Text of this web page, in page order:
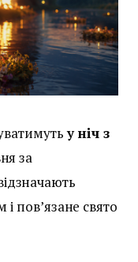
у ніч з
за
і пов’язане свято